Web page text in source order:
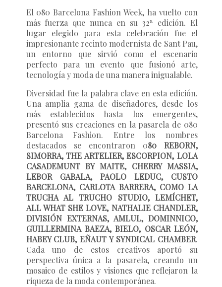
El 080 Barcelona Fashion Week, ha vuelto con
más fuerza que nunca en su 32ª edición. El
lugar elegido para esta celebración fue el
impresionante recinto modernista de Sant Pau,
un entorno que sirvió como el escenario
perfecto para un evento que fusionó arte,
tecnología y moda de una manera inigualable.
Diversidad fue la palabra clave en esta edición.
Una amplia gama de diseñadores, desde los
más establecidos hasta los emergentes,
presentó sus creaciones en la pasarela de 080
Barcelona Fashion. Entre los nombres
destacados se encontraron 080 REBORN,
SIMORRA, THE ARTELIER, ESCORPION, LOLA
CASADEMUNT BY MAITE, CHERRY MASSIA,
LEBOR GABALA, PAOLO LEDUC, CUSTO
BARCELONA, CARLOTA BARRERA, COMO LA
TRUCHA AL TRUCHO STUDIO, LEMÍCHET,
ALL WHAT SHE LOVE, NATHALIE CHANDLER,
DIVISIÓN EXTERNAS, AMLUL, DOMINNICO,
GUILLERMINA BAEZA, BIELO, OSCAR LEÓN,
HABEY CLUB, EÑAUT Y SYNDICAL CHAMBER.
Cada uno de estos creativos aportó su
perspectiva única a la pasarela, creando un
mosaico de estilos y visiones que reflejaron la
riqueza de la moda contemporánea.